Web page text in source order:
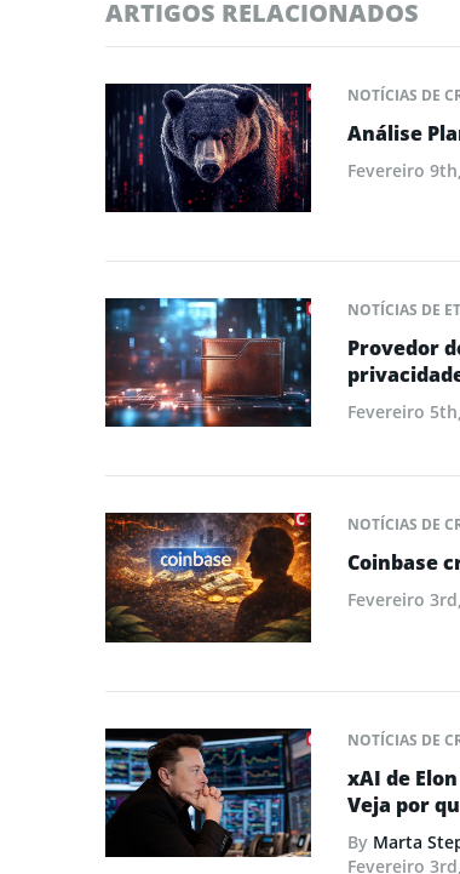
ARTIGOS RELACIONADOS
NOTÍCIAS DE
Análise
Fevereiro
NOTÍCIAS DE
Provedor
Fevereiro
NOTÍCIAS DE
Coinbase
Fevereiro
NOTÍCIAS DE
xAI de
Veja por
By Marta
Fevereiro